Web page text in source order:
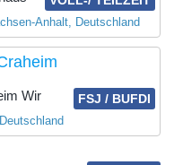
Anhalt, Deutschland
FSJ / BUFDI
Wir